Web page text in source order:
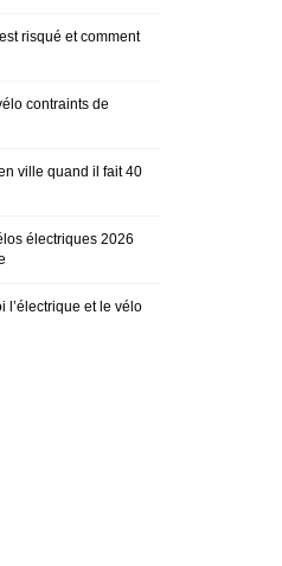
risqué et comment
contraints de
ville quand il fait 40
électriques 2026
l’électrique et le vélo